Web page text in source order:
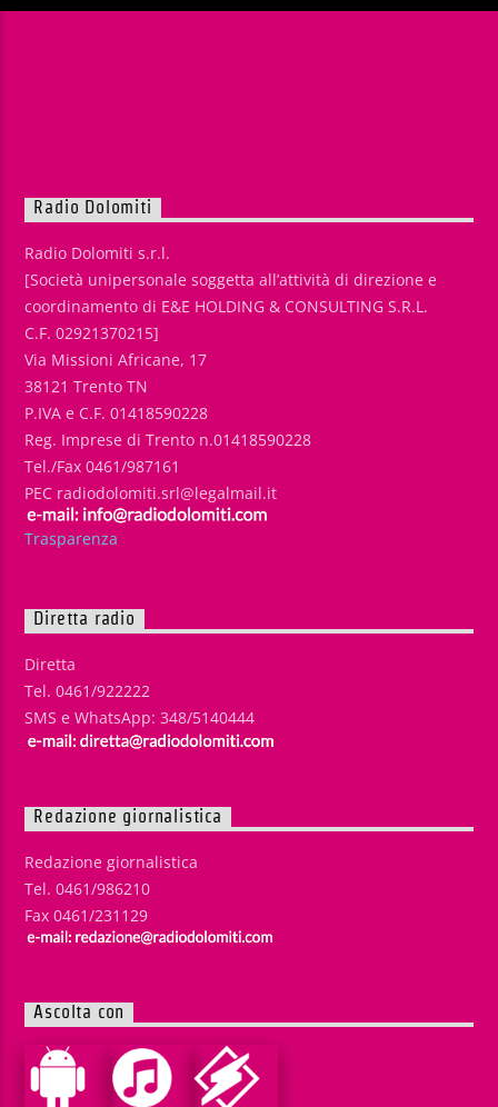
Radio Dolomiti
Radio Dolomiti s.r.l.
[Società unipersonale soggetta all’attività di direzione e
coordinamento di E&E HOLDING & CONSULTING S.R.L.
C.F. 02921370215]
Via Missioni Africane, 17
38121 Trento TN
P.IVA e C.F. 01418590228
Reg. Imprese di Trento n.01418590228
Tel./Fax 0461/987161
PEC radiodolomiti.srl@legalmail.it
Trasparenza
Diretta radio
Diretta
Tel. 0461/922222
SMS e WhatsApp: 348/5140444
Redazione giornalistica
Redazione giornalistica
Tel. 0461/986210
Fax 0461/231129
Ascolta con